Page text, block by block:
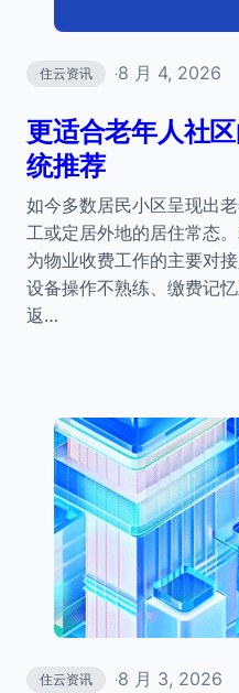
住云资讯 ·8 月 4, 2026
更适合老年人社
统推荐
如今多数居民小区呈现出
工或定居外地的居住常态
为物业收费工作的主要对
设备操作不熟练、缴费记
返…
住云资讯 ·8 月 3, 2026